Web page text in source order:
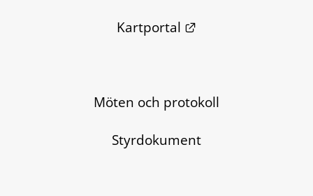
Kartportal
Länk till annan
Möten och protokoll
Styrdokument